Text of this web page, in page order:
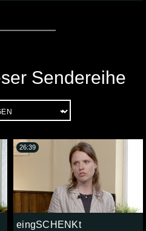
Sendereihe
eingSCHENKt
26:39